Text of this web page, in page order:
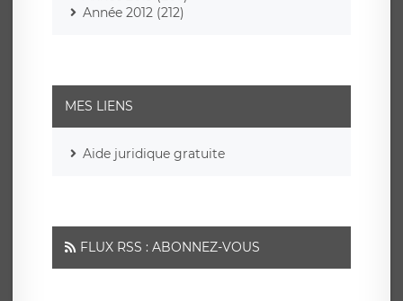
Année 2012 (212)
MES LIENS
Aide juridique gratuite
FLUX RSS : ABONNEZ-VOUS